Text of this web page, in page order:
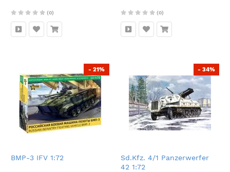
(0) (0)
BMP-3 IFV 1:72
- 21%
Sd.Kfz. 4/1 Panzerwerfer
42 1:72
- 34%